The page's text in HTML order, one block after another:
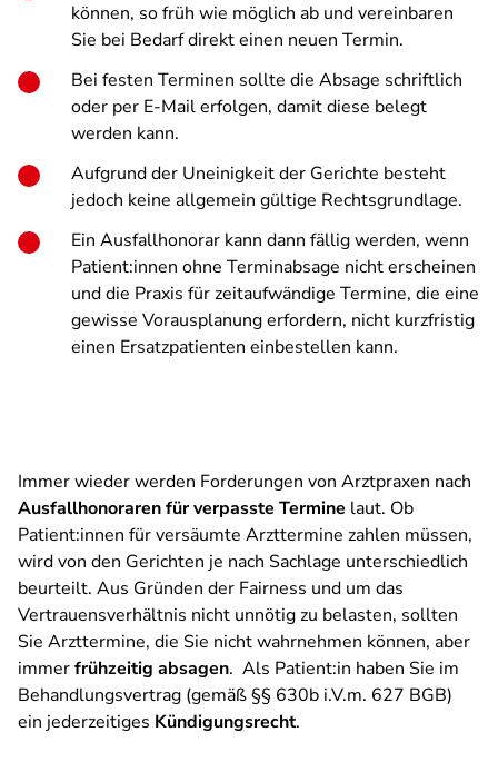
können, so früh wie möglich ab und vereinbaren
Sie bei Bedarf direkt einen neuen Termin.
Bei festen Terminen sollte die Absage schriftlich
oder per E-Mail erfolgen, damit diese belegt
werden kann.
Aufgrund der Uneinigkeit der Gerichte besteht
jedoch keine allgemein gültige Rechtsgrundlage.
Ein Ausfallhonorar kann dann fällig werden, wenn
Patient:innen ohne Terminabsage nicht erscheinen
und die Praxis für zeitaufwändige Termine, die eine
gewisse Vorausplanung erfordern, nicht kurzfristig
einen Ersatzpatienten einbestellen kann.
Immer wieder werden Forderungen von Arztpraxen nach
Ausfallhonoraren für verpasste Termine laut. Ob
Patient:innen für versäumte Arzttermine zahlen müssen,
wird von den Gerichten je nach Sachlage unterschiedlich
beurteilt. Aus Gründen der Fairness und um das
Vertrauensverhältnis nicht unnötig zu belasten, sollten
Sie Arzttermine, die Sie nicht wahrnehmen können, aber
immerfrühzeitig absagen. Als Patient:in haben Sie im
Behandlungsvertrag (gemäß §§ 630b i.V.m. 627 BGB)
ein jederzeitiges Kündigungsrecht.